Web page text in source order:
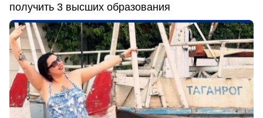
получить 3 высших образования